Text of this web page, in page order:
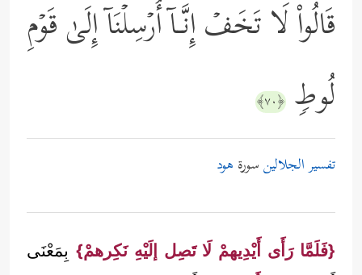
قَالُواْ لَا تَخَفۡ إِنَّـاۤ أُرۡسِلۡنَاۤ إِلَىٰ قَوۡمِ
لُوطࣲ ﴿٧٠﴾
تفسير الجلالينسورة هود
{فَلَمَّا رَأَى أَيْدِيهمْ لَا تَصِل إلَيْهِ نَكِرهمْ} بِمَعْنَى